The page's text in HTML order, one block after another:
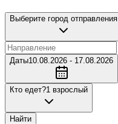
Выберите город отправления
Даты10.08.2026 - 17.08.2026
Кто едет?1 взрослый
Найти